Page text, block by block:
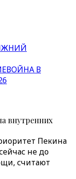
ВОЙНА В
внутренних
Пекина
не до
считают